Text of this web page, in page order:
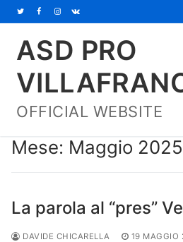
al
contenuto
ASD PRO
OFFICIAL WEBSITE
Mese: Maggio 2025
La parola al “pres”
DAVIDE CHICARELLA 19 MAGGIO